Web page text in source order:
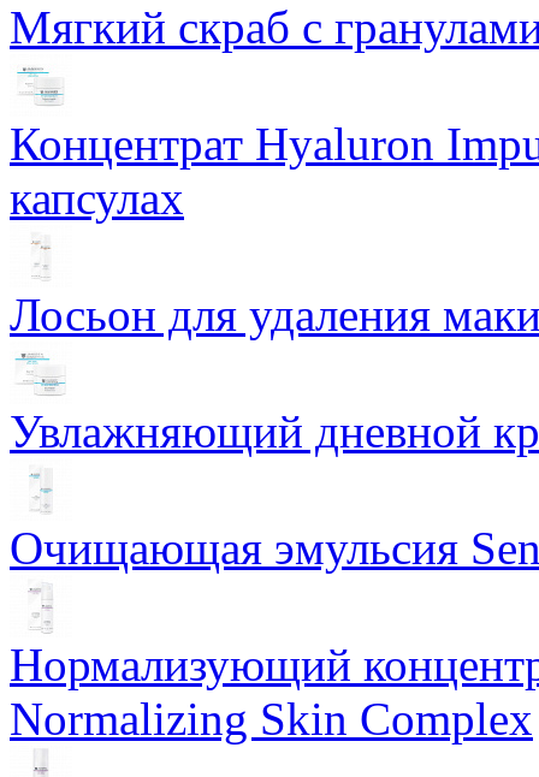
Мягкий скраб с
Концентрат Hyaluron
капсулах
Лосьон для удаления
Увлажняющий дневной
Очищающая эмульсия
Нормализующий
Normalizing Skin Complex